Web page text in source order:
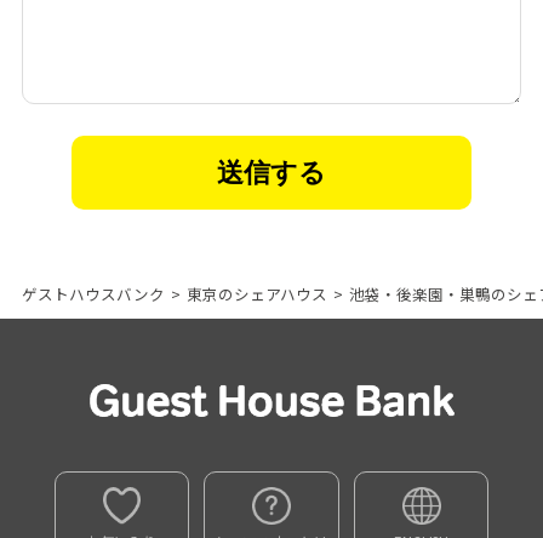
ゲストハウスバンク > 東京のシェアハウス > 池袋・後楽園・巣鴨のシェ